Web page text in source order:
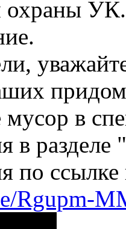
охраны
в
в
по
Rgupm-